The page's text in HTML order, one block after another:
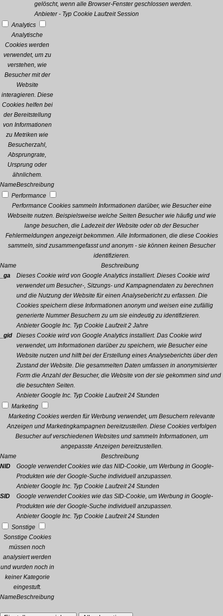
gelöscht, wenn alle Browser-Fenster geschlossen werden.
Anbieter - Typ Cookie Laufzeit Session
Analytics
Analytische
Cookies werden
verwendet, um zu
verstehen, wie
Besucher mit der
Website
interagieren. Diese
Cookies helfen bei
der Bereitstellung
von Informationen
zu Metriken wie
Besucherzahl,
Absprungrate,
Ursprung oder
ähnlichem.
NameBeschreibung
Performance
Performance Cookies sammeln Informationen darüber, wie Besucher eine
Webseite nutzen. Beispielsweise welche Seiten Besucher wie häufig und wie
lange besuchen, die Ladezeit der Website oder ob der Besucher
Fehlermeldungen angezeigt bekommen. Alle Informationen, die diese Cookies
sammeln, sind zusammengefasst und anonym - sie können keinen Besucher
identifizieren.
Name
Beschreibung
_ga
Dieses Cookie wird von Google Analytics installiert. Dieses Cookie wird
verwendet um Besucher-, Sitzungs- und Kampagnendaten zu berechnen
und die Nutzung der Website für einen Analysebericht zu erfassen. Die
Cookies speichern diese Informationen anonym und weisen eine zufällig
generierte Nummer Besuchern zu um sie eindeutig zu identifizieren.
Anbieter Google Inc. Typ Cookie Laufzeit 2 Jahre
_gid
Dieses Cookie wird von Google Analytics installiert. Das Cookie wird
verwendet, um Informationen darüber zu speichern, wie Besucher eine
Website nutzen und hilft bei der Erstellung eines Analyseberichts über den
Zustand der Website. Die gesammelten Daten umfassen in anonymisierter
Form die Anzahl der Besucher, die Website von der sie gekommen sind und
die besuchten Seiten.
Anbieter Google Inc. Typ Cookie Laufzeit 24 Stunden
Marketing
Marketing Cookies werden für Werbung verwendet, um Besuchern relevante
Anzeigen und Marketingkampagnen bereitzustellen. Diese Cookies verfolgen
Besucher auf verschiedenen Websites und sammeln Informationen, um
angepasste Anzeigen bereitzustellen.
Name
Beschreibung
NID
Google verwendet Cookies wie das NID-Cookie, um Werbung in Google-
Produkten wie der Google-Suche individuell anzupassen.
Anbieter Google Inc. Typ Cookie Laufzeit 24 Stunden
SID
Google verwendet Cookies wie das SID-Cookie, um Werbung in Google-
Produkten wie der Google-Suche individuell anzupassen.
Anbieter Google Inc. Typ Cookie Laufzeit 24 Stunden
Sonstige
Sonstige Cookies
müssen noch
analysiert werden
und wurden noch in
keiner Kategorie
eingestuft.
NameBeschreibung